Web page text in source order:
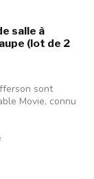
salle à
(lot de 2
sont
Movie, connu